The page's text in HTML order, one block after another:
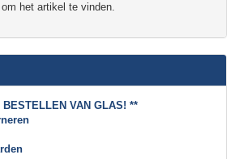
het artikel te vinden.
BESTELLEN VAN GLAS! **